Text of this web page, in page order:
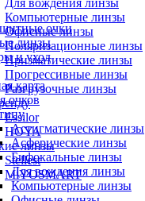
очки
линзы
и уход
карта
очков
Астигматические линзы
Асферические линзы
Бифокальные линзы
Для вождения линзы
Компьютерные линзы
Для вождения линзы
Компьютерные линзы
Офисные линзы
Поляризационные линзы
Призматические линзы
Прогрессивные линзы
Разгрузочные линзы
Essilor
HOYA
линзы
Stellest
MiYOSMART